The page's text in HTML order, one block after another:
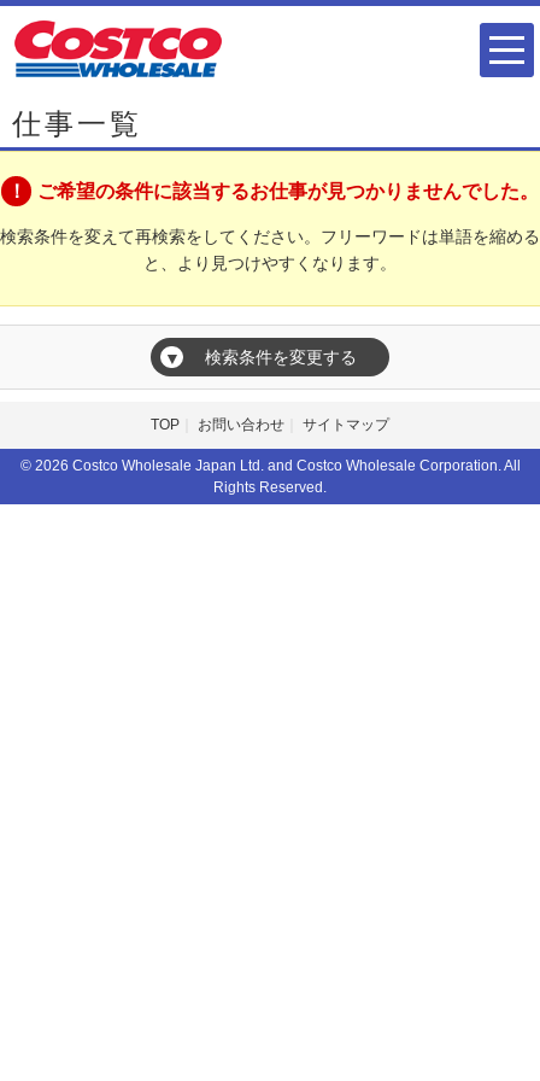
仕事一覧
ご希望の条件に該当するお仕事が見つかりませんでした。
検索条件を変えて再検索をしてください。フリーワードは単語を縮める
と、より見つけやすくなります。
▼ 検索条件を変更する
TOP お問い合わせ サイトマップ
© 2026 Costco Wholesale Japan Ltd. and Costco Wholesale Corporation. All
Rights Reserved.